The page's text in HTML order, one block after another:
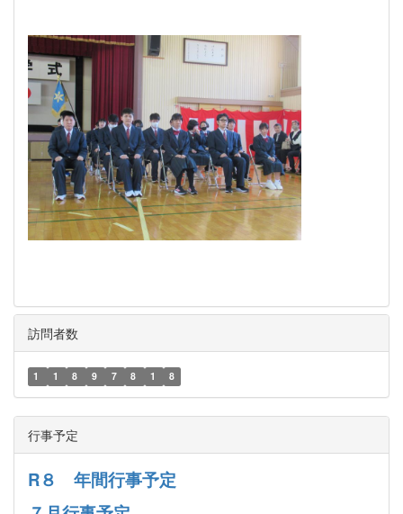
訪問者数
1 1 8 9 7 8 1 8
行事予定
R８ 年間行事予定